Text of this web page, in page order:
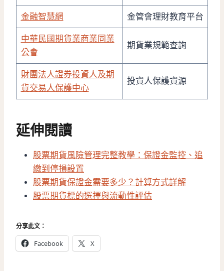
金融智慧網 金管會理財教育平台
中華民國期貨業商業同業
公會
期貨業規範查詢
財團法人證券投資人及期
貨交易人保護中心
投資人保護資源
延伸閱讀
股票期貨風險管理完整教學：保證金監控、追
繳到停損設置
股票期貨保證金需要多少？計算方式詳解
股票期貨標的選擇與流動性評估
分享此文：
Facebook X